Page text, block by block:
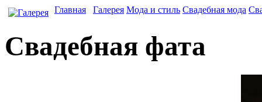
Главная Галерея Мода и стиль Свадебная мода
Свадебная фата